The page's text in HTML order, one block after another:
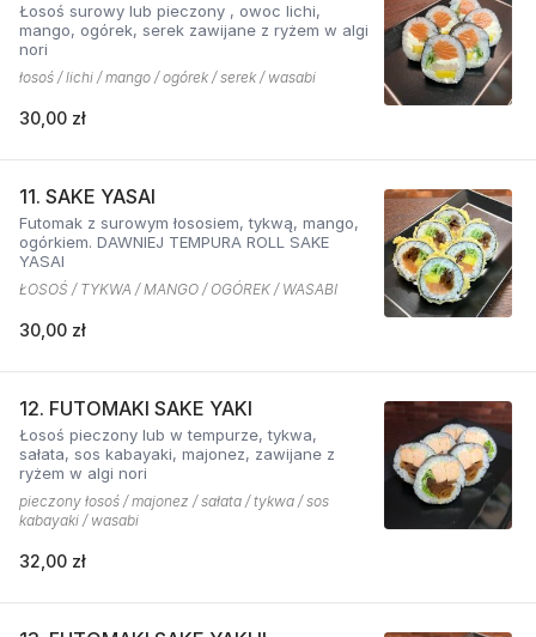
Łosoś surowy lub pieczony , owoc lichi,
mango, ogórek, serek zawijane z ryżem w algi
nori
łosoś / lichi / mango / ogórek / serek / wasabi
30,00 zł
11. SAKE YASAI
Futomak z surowym łososiem, tykwą, mango,
ogórkiem. DAWNIEJ TEMPURA ROLL SAKE
YASAI
ŁOSOŚ / TYKWA / MANGO / OGÓREK / WASABI
30,00 zł
12. FUTOMAKI SAKE YAKI
Łosoś pieczony lub w tempurze, tykwa,
sałata, sos kabayaki, majonez, zawijane z
ryżem w algi nori
pieczony łosoś / majonez / sałata / tykwa / sos
kabayaki / wasabi
32,00 zł